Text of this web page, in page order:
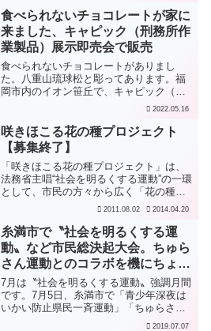
2009年12月に逝去されましたが、ご遺族
の賛同も...
食べられないチョコレートが家に
来ました、キャピック（刑務所作
業製品）展示即売会で販売
食べられないチョコレートがありまし
た。八重山琉球松と彫ってあります。福
岡市内のイオン笹丘で、キャピック（刑
務所作業製品）展示即売会をやってい
を売っていました。沖縄刑務所製かな。
写真を撮っていないですが、福...
2022.05.16
咲きほこる花の種プロジェクト
【募集終了】
「咲きほこる花の種プロジェクト」は、
法務省主唱“社会を明るくする運動”の一環
として、市民の方々から広く「花の種」
を集め、東日本大震災の被災地に届けよ
多くの方が大切な人を失い、その中には
孤児となった子どもた...
2011.08.02 2014.04.20
糸満市で〝社会を明るくする運
動〟など市民総決起大会。ちゅら
さん運動とのコラボを機にちょっ
と考えてみた
7月は〝社会を明るくする運動〟強調月間
です。7月5日、糸満市で「青少年深夜は
いかい防止県民一斉運動」「ちゅらさん
運動の推進」「夏の交通安全県民運動」
2019.07.07